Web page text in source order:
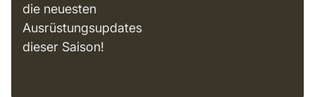
die neuesten
Ausrüstungsupdates
dieser Saison!